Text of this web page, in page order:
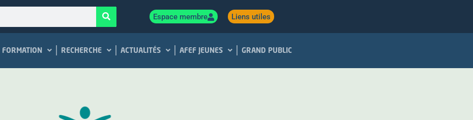
Espace membre Liens utiles
FORMATION RECHERCHE ACTUALITÉS AFEF JEUNES GRAND PUBLIC